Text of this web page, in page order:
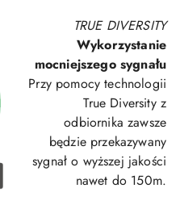
TRUE DIVERSITY
Wykorzystanie
mocniejszego sygnału
Przy pomocy technologii
True Diversity z
odbiornika zawsze
będzie przekazywany
sygnał o wyższej jakości
nawet do 150m.